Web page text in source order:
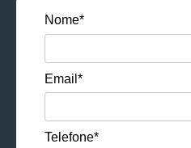
LTCAT
Extemporâneo
Sustentar
do
PPP
–
Perfil
neutralizar
ambientais;
como
Nome*
Email*
Telefone*